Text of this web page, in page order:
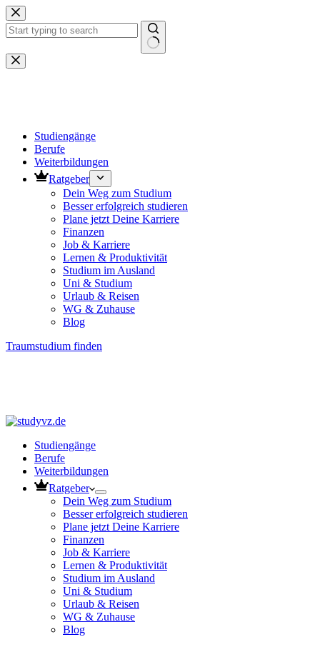
Zum
Inhalt
springen
Keine
Ergebnisse
Studiengänge
Berufe
Weiterbildungen
Ratgeber
Dein Weg zum Studium
Besser erfolgreich studieren
Plane jetzt Deine Karriere
Finanzen
Job & Karriere
Lernen & Produktivität
Studium im Ausland
Uni & Studium
Urlaub & Reisen
WG & Zuhause
Blog
Traumstudium finden
Studiengänge
Berufe
Weiterbildungen
Ratgeber
Dein Weg zum Studium
Besser erfolgreich studieren
Plane jetzt Deine Karriere
Finanzen
Job & Karriere
Lernen & Produktivität
Studium im Ausland
Uni & Studium
Urlaub & Reisen
WG & Zuhause
Blog